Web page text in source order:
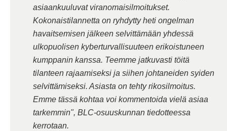
asiaankuuluvat viranomaisilmoitukset.
Kokonaistilannetta on ryhdytty heti ongelman
havaitsemisen jälkeen selvittämään yhdessä
ulkopuolisen kyberturvallisuuteen erikoistuneen
kumppanin kanssa. Teemme jatkuvasti töitä
tilanteen rajaamiseksi ja siihen johtaneiden syiden
selvittämiseksi. Asiasta on tehty rikosilmoitus.
Emme tässä kohtaa voi kommentoida vielä asiaa
tarkemmin", BLC-osuuskunnan tiedotteessa
kerrotaan.